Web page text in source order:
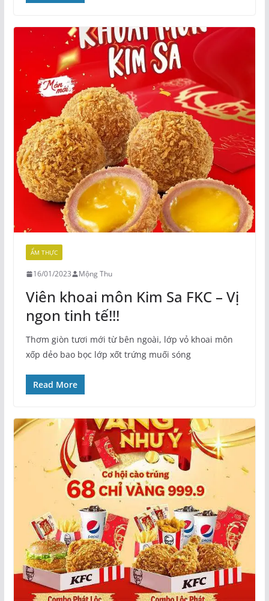
ẨM THỰC
16/01/2023 Mộng Thu
Viên khoai môn Kim Sa FKC – Vị
ngon tinh tế!!!
Thơm giòn tươi mới từ bên ngoài, lớp vỏ khoai môn
xốp dẻo bao bọc lớp xốt trứng muối sóng
Read More